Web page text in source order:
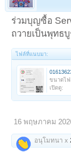
ร่วมบุญซื้อ
ถวายเป็นพุทธ
ไฟล์ที่แนบมา:
ขนาดไฟ
เปิดดู:
16 พฤษภาคม
อนุโมทนา x